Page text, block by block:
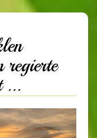
regierte
...